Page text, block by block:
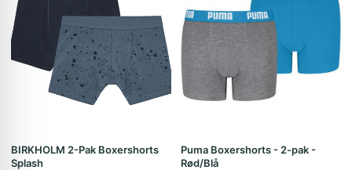
BIRKHOLM 2-Pak Boxershorts
Splash
Puma Boxershorts - 2-pak -
Rød/Blå